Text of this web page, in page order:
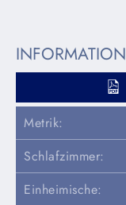
INFORMATION
Metrik:
Schlafzimmer:
Einheimische: